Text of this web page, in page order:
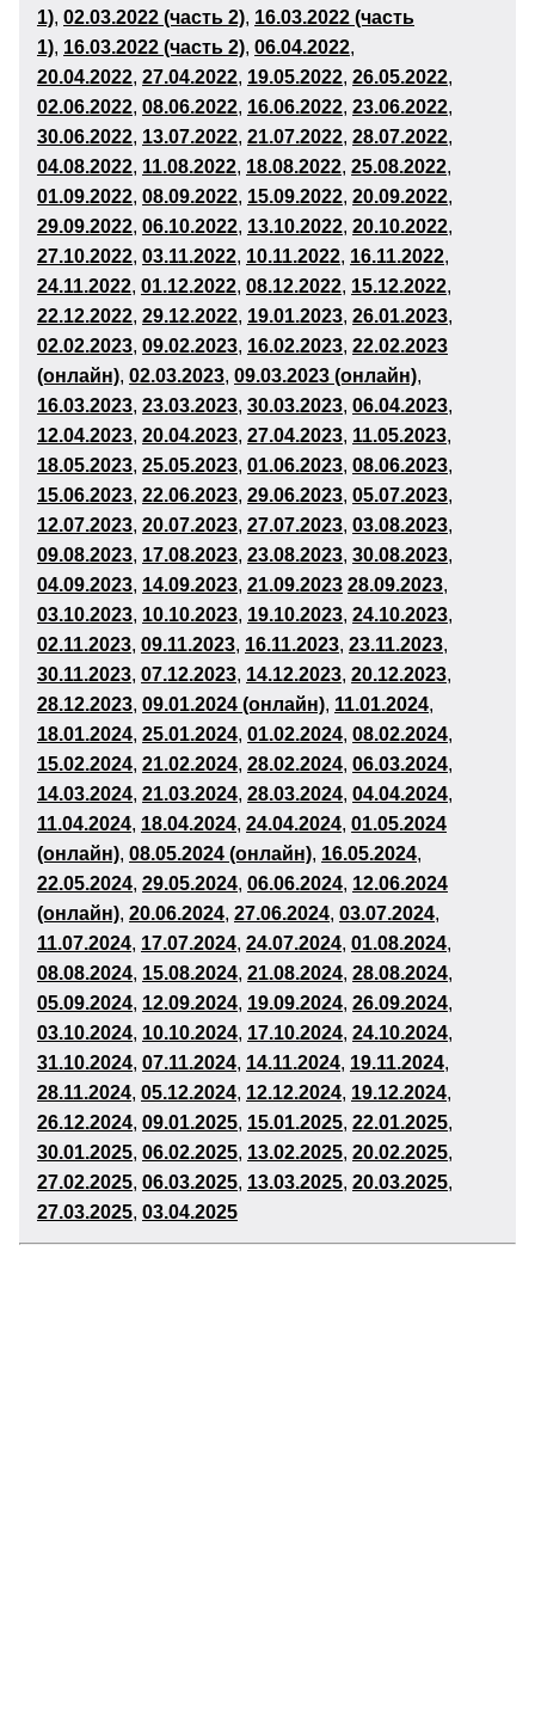
1), 02.03.2022 (часть 2), 16.03.2022 (часть
1), 16.03.2022 (часть 2), 06.04.2022,
20.04.2022, 27.04.2022, 19.05.2022, 26.05.2022,
02.06.2022, 08.06.2022, 16.06.2022, 23.06.2022,
30.06.2022, 13.07.2022, 21.07.2022, 28.07.2022,
04.08.2022, 11.08.2022, 18.08.2022, 25.08.2022,
01.09.2022, 08.09.2022, 15.09.2022, 20.09.2022,
29.09.2022, 06.10.2022, 13.10.2022, 20.10.2022,
27.10.2022, 03.11.2022, 10.11.2022, 16.11.2022,
24.11.2022, 01.12.2022, 08.12.2022, 15.12.2022,
22.12.2022, 29.12.2022, 19.01.2023, 26.01.2023,
02.02.2023, 09.02.2023, 16.02.2023, 22.02.2023
(онлайн), 02.03.2023, 09.03.2023 (онлайн),
16.03.2023, 23.03.2023, 30.03.2023, 06.04.2023,
12.04.2023, 20.04.2023, 27.04.2023, 11.05.2023,
18.05.2023, 25.05.2023, 01.06.2023, 08.06.2023,
15.06.2023, 22.06.2023, 29.06.2023, 05.07.2023,
12.07.2023, 20.07.2023, 27.07.2023, 03.08.2023,
09.08.2023, 17.08.2023, 23.08.2023, 30.08.2023,
04.09.2023, 14.09.2023, 21.09.2023 28.09.2023,
03.10.2023, 10.10.2023, 19.10.2023, 24.10.2023,
02.11.2023, 09.11.2023, 16.11.2023, 23.11.2023,
30.11.2023, 07.12.2023, 14.12.2023, 20.12.2023,
28.12.2023, 09.01.2024 (онлайн), 11.01.2024,
18.01.2024, 25.01.2024, 01.02.2024, 08.02.2024,
15.02.2024, 21.02.2024, 28.02.2024, 06.03.2024,
14.03.2024, 21.03.2024, 28.03.2024, 04.04.2024,
11.04.2024, 18.04.2024, 24.04.2024, 01.05.2024
(онлайн), 08.05.2024 (онлайн), 16.05.2024,
22.05.2024, 29.05.2024, 06.06.2024, 12.06.2024
(онлайн), 20.06.2024, 27.06.2024, 03.07.2024,
11.07.2024, 17.07.2024, 24.07.2024, 01.08.2024,
08.08.2024, 15.08.2024, 21.08.2024, 28.08.2024,
05.09.2024, 12.09.2024, 19.09.2024, 26.09.2024,
03.10.2024, 10.10.2024, 17.10.2024, 24.10.2024,
31.10.2024, 07.11.2024, 14.11.2024, 19.11.2024,
28.11.2024, 05.12.2024, 12.12.2024, 19.12.2024,
26.12.2024, 09.01.2025, 15.01.2025, 22.01.2025,
30.01.2025, 06.02.2025, 13.02.2025, 20.02.2025,
27.02.2025, 06.03.2025, 13.03.2025, 20.03.2025,
27.03.2025, 03.04.2025